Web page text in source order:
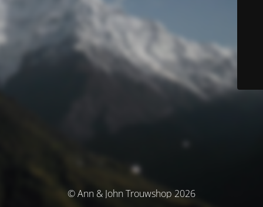
© Ann & John Trouwshop 2026